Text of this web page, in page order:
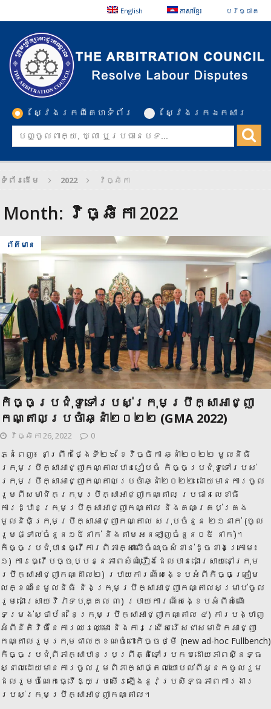
English ភាសាខ្មែរ បរិច្ចាគ
ស្វែងរកពីគេហទំព័រ ស្វែងរកឯកសារ
ទំព័រដើម 2022 វិច្ឆិកា
Month: វិច្ឆិកា 2022
ព័ត៌មាន
កិច្ចប្រជុំទូទៅរបស់ក្រុមប្រឹក្សាអាជ្ញា
កណ្តាលប្រចាំឆ្នាំ២០២២ (GMA 2022)
វិច្ឆិកា 26, 2022 0
ភ្នំពេញ៖ នាព្រឹកថ្ងៃទី២៦ ខែវិច្ចិកា ឆ្នាំ២០២២ មូលនិធិ
ក្រុមប្រឹក្សាអាជ្ញាកណ្តាលបានរៀបចំ កិច្ចប្រជុំទូទៅរបស់
ក្រុមប្រឹក្សាអាជ្ញាកណ្តាលប្រចាំឆ្នាំ២០២២ ដោយមានការចូល
រួមពីសមាជិកក្រុមប្រឹក្សាអាជ្ញាកណ្តាល ប្រធានលេខាធិ
ការដ្ឋានក្រុមប្រឹក្សាអាជ្ញាកណ្តាល និងគណៈគ្រប់គ្រង
មូលនិធិក្រុមប្រឹក្សាអាជ្ញាកណ្តាល សរុបចំនួន ២១នាក់ (ចូល
រួមផ្ទាល់ចំនួន១៥នាក់ និងតាមអនឡាញចំនួន០៥ នាក់)។
កិច្ចប្រជុំបានធ្វើការពិភាក្សាលើចំណុចសំខាន់ដូចខាងក្រោម៖
១) ការធ្វើបច្ចុប្បន្នភាពសំណុំរឿងដែលបានដោះស្រាយនៅក្រុម
ប្រឹក្សាអាជ្ញាកណ្ដាល២) របាយការណ៍សង្ខេបអំពីកិច្ចត្រៀម
លក្ខណៈនៃមូលនិធិ និងក្រុមប្រឹក្សាអាជ្ញាកណ្តាលសម្រាប់ចូល
រួមដោះស្រាយវិវាទបុគ្គល ៣) របាយការណ៍សង្ខេបអំពីសំណើ
ទម្រង់ស្ថាប័ន នៃក្រុមប្រឹក្សាអាជ្ញាកណ្តាល ៤) ការបង្ហាញ
អំពីនីតិវិធីនៃការឈរឈ្មោះ និងការជ្រើសរើសជាសមាជិកអាជ្ញា
កណ្តាលរួមក្រុមជាលក្ខណៈចំពោះកិច្ចថ្មី (new ad-hoc Fullbench)
កិច្ចប្រជុំពិភាក្សាបានប្រព្រឹត្តិទៅប្រកបដោយភាពសិ្នទ្ធ
ស្នាលដោយមានការចូលរួមពិភាក្សាផ្តល់យោបល់ពីអ្នកចូលរួម
ដែលរួមចំណែកធ្វើឱ្យប្រសើរឡើងនូវប្រសិទ្ធភាពការងារ
របស់ក្រុមប្រឹក្សាអាជ្ញាកណ្តាល។